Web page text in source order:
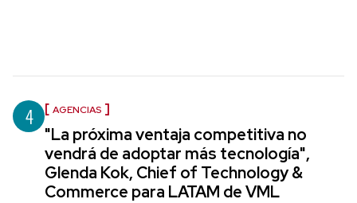
4 AGENCIAS
"La próxima ventaja competitiva no
vendrá de adoptar más tecnología",
Glenda Kok, Chief of Technology &
Commerce para LATAM de VML